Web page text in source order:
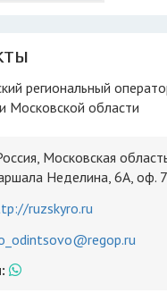
Московской области
Московская
Неделина, 6А, оф.
ruzskyro.ru